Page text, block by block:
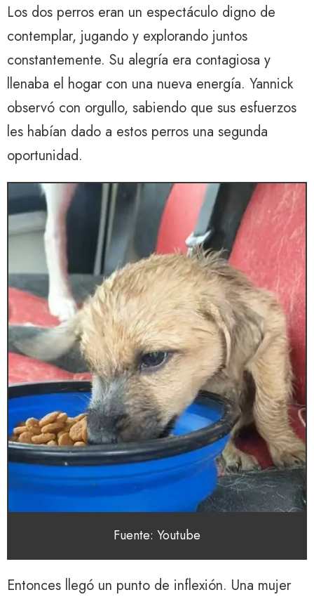
Los dos perros eran un espectáculo digno de
contemplar, jugando y explorando juntos
constantemente. Su alegría era contagiosa y
llenaba el hogar con una nueva energía. Yannick
observó con orgullo, sabiendo que sus esfuerzos
les habían dado a estos perros una segunda
oportunidad.
Fuente: Youtube
Entonces llegó un punto de inflexión. Una mujer